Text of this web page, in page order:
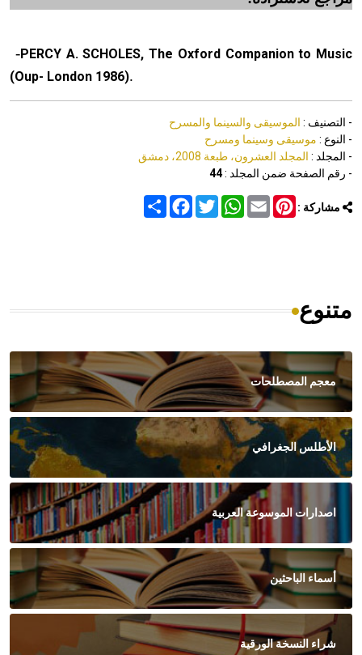
-PERCY A. SCHOLES, The Oxford Companion to Music
(Oup- London 1986).
- التصنيف : الموسيقى والسينما والمسرح
- النوع : موسيقى وسينما ومسرح
- المجلد : المجلد العشرون، طبعة 2008، دمشق
- رقم الصفحة ضمن المجلد :44
مشاركة : Share
FacebookTwitter
WhatsAppEmail
Pinterest
متنوع
معجم المصطلحات
الأطلس الجغرافي
اصدارات الموسوعة العربية
أسماء الباحثين
شراء النسخة الورقية